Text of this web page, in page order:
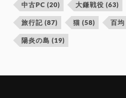
中古PC (20) 大鎌戦役 (63)
旅行記 (87) 猫 (58) 百均
陽炎の島 (19)